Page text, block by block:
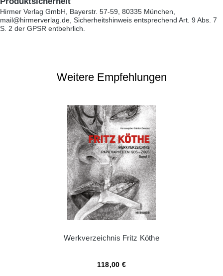
Hirmer Verlag GmbH, Bayerstr. 57-59, 80335 München,
mail@hirmerverlag.de, Sicherheitshinweis entsprechend Art. 9 Abs. 7
S. 2 der GPSR entbehrlich.
Weitere Empfehlungen
Werkverzeichnis Fritz Köthe
118,00 €